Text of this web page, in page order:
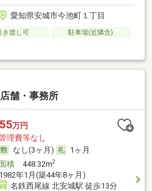
愛知県安城市今池町１丁目
き渡し可
駐車場(近隣含)
舗・事務所
55万円
理費等なし
なし(3ヶ月)
1ヶ月
積448.32m2
1982年1月(築44年8ヶ月)
名鉄西尾線 北安城駅 徒歩13分